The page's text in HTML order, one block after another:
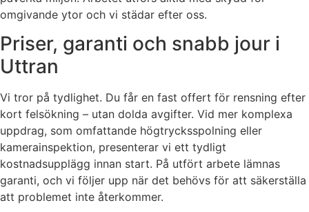
omgivande ytor och vi städar efter oss.
Priser, garanti och snabb jour i
Uttran
Vi tror på tydlighet. Du får en fast offert för rensning efter
kort felsökning – utan dolda avgifter. Vid mer komplexa
uppdrag, som omfattande högtrycksspolning eller
kamerainspektion, presenterar vi ett tydligt
kostnadsupplägg innan start. På utfört arbete lämnas
garanti, och vi följer upp när det behövs för att säkerställa
att problemet inte återkommer.